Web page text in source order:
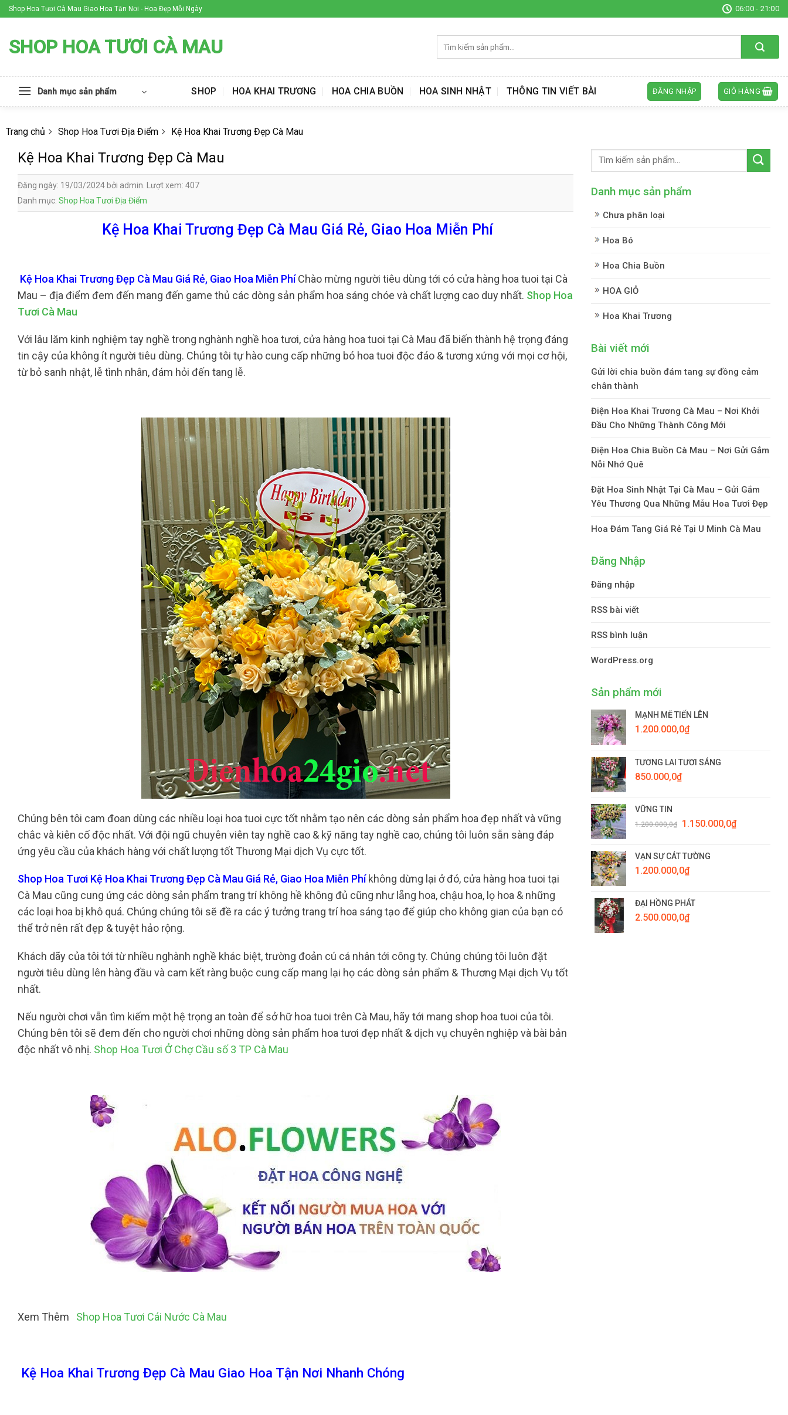
Skip
to
Shop Hoa Tươi Cà Mau Giao Hoa Tận Nơi - Hoa Đẹp Mỗi Ngày 06:00 - 21:00
SHOP HOA TƯƠI CÀ MAU
kiếm:
Danh mục sản phẩm SHOP HOA KHAI TRƯƠNG HOA CHIA BUỒN HOA SINH NHẬT THÔNG TIN VIẾT BÀI ĐĂNG NHẬP GIỎ HÀNG
Trang chủ Shop Hoa Tươi Địa Điểm Kệ Hoa Khai Trương Đẹp Cà Mau
Kệ Hoa Khai Trương Đẹp Cà Mau
Đăng ngày: 19/03/2024 bởi admin. Lượt xem: 407
Danh mục: Shop Hoa Tươi Địa Điểm
Kệ Hoa Khai Trương Đẹp Cà Mau Giá Rẻ, Giao Hoa Miễn Phí
Kệ Hoa Khai Trương Đẹp Cà Mau Giá Rẻ, Giao Hoa Miễn PhíChào mừng người tiêu dùng tới có cửa hàng hoa tuoi tại Cà
Mau – địa điểm đem đến mang đến game thủ các dòng sản phẩm hoa sáng chóe và chất lượng cao duy nhất. Shop Hoa
Tươi Cà Mau
Với lâu lăm kinh nghiệm tay nghề trong nghành nghề hoa tươi, cửa hàng hoa tuoi tại Cà Mau đã biến thành hệ trọng đáng
tin cậy của không ít người tiêu dùng. Chúng tôi tự hào cung cấp những bó hoa tuoi độc đáo & tương xứng với mọi cơ hội,
từ bỏ sanh nhật, lễ tình nhân, đám hỏi đến tang lễ.
Chúng bên tôi cam đoan dùng các nhiều loại hoa tuoi cực tốt nhằm tạo nên các dòng sản phẩm hoa đẹp nhất và vững
chắc và kiên cố độc nhất. Với đội ngũ chuyên viên tay nghề cao & kỹ năng tay nghề cao, chúng tôi luôn sẵn sàng đáp
ứng yêu cầu của khách hàng với chất lượng tốt Thương Mại dịch Vụ cực tốt.
Shop Hoa Tươi Kệ Hoa Khai Trương Đẹp Cà Mau Giá Rẻ, Giao Hoa Miễn Phíkhông dừng lại ở đó, cửa hàng hoa tuoi tại
Cà Mau cũng cung ứng các dòng sản phẩm trang trí không hề không đủ cũng như lẵng hoa, chậu hoa, lọ hoa & những
các loại hoa bị khô quá. Chúng chúng tôi sẽ đề ra các ý tưởng trang trí hoa sáng tạo để giúp cho không gian của bạn có
thể trở nên rất đẹp & tuyệt hảo rộng.
Khách dãy của tôi tới từ nhiều nghành nghề khác biệt, trường đoản cú cá nhân tới công ty. Chúng chúng tôi luôn đặt
người tiêu dùng lên hàng đầu và cam kết ràng buộc cung cấp mang lại họ các dòng sản phẩm & Thương Mại dịch Vụ tốt
nhất.
Nếu người chơi vẫn tìm kiếm một hệ trọng an toàn để sở hữ hoa tuoi trên Cà Mau, hãy tới mang shop hoa tuoi của tôi.
Chúng bên tôi sẽ đem đến cho người chơi những dòng sản phẩm hoa tươi đẹp nhất & dịch vụ chuyên nghiệp và bài bản
độc nhất vô nhị. Shop Hoa Tươi Ở Chợ Cầu số 3 TP Cà Mau
Xem Thêm Shop Hoa Tươi Cái Nước Cà Mau
Kệ Hoa Khai Trương Đẹp Cà Mau Giao Hoa Tận Nơi Nhanh Chóng
Danh mục sản phẩm
Chưa phân loại
Hoa Bó
Hoa Chia Buồn
HOA GIỎ
Hoa Khai Trương
Bài viết mới
Gửi lời chia buồn đám tang sự đồng cảm
chân thành
Điện Hoa Khai Trương Cà Mau – Nơi Khởi
Đầu Cho Những Thành Công Mới
Điện Hoa Chia Buồn Cà Mau – Nơi Gửi Gắm
Nỗi Nhớ Quê
Đặt Hoa Sinh Nhật Tại Cà Mau – Gửi Gắm
Yêu Thương Qua Những Mẫu Hoa Tươi Đẹp
Hoa Đám Tang Giá Rẻ Tại U Minh Cà Mau
Đăng Nhập
Đăng nhập
RSS bài viết
RSS bình luận
WordPress.org
Sản phẩm mới
MẠNH MẼ TIẾN LÊN
1.200.000,0₫
TƯƠNG LAI TƯƠI SÁNG
850.000,0₫
VỮNG TIN
1.200.000,0₫
Giá
1.200.000,0₫.
1.150.000,0₫Giá
VẠN SỰ CÁT TƯỜNG
1.200.000,0₫
ĐẠI HỒNG PHÁT
2.500.000,0₫